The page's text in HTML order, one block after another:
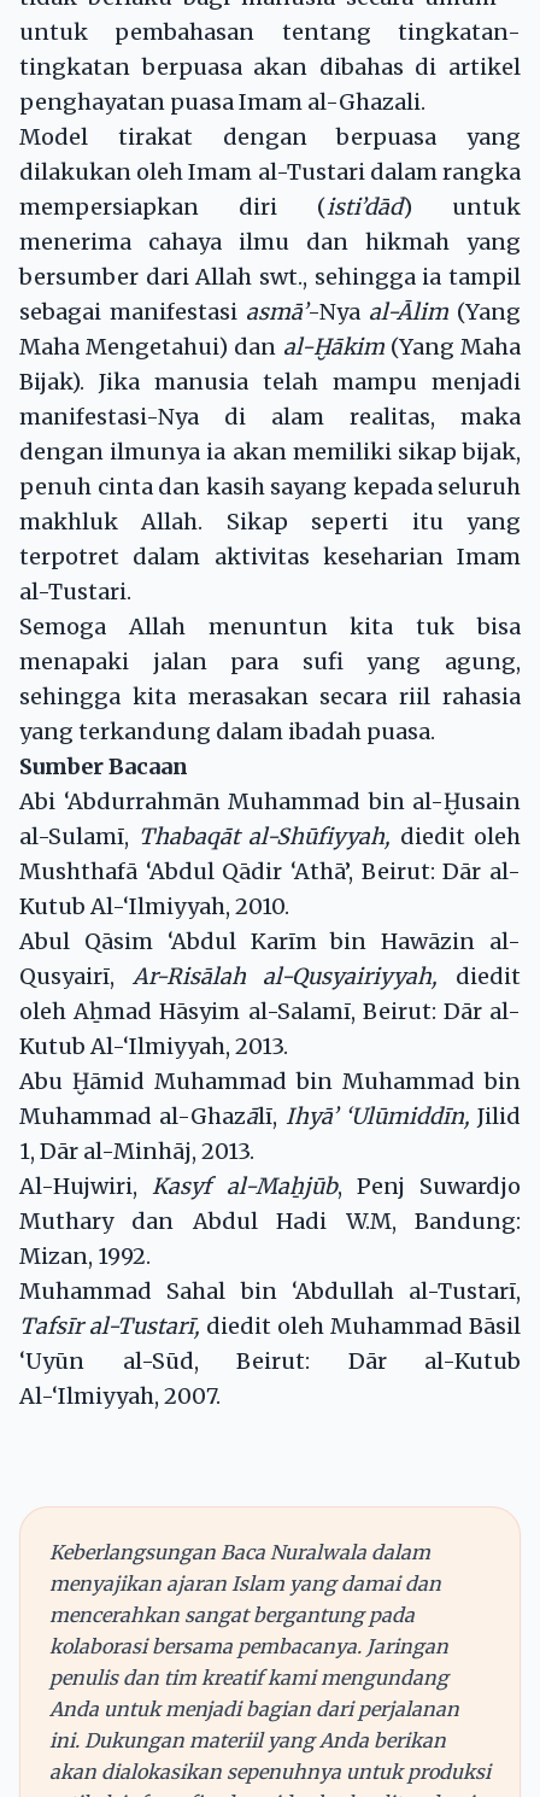
untuk pembahasan tentang tingkatan-
tingkatan berpuasa akan dibahas di artikel
penghayatan puasa Imam al-Ghazali.
Model tirakat dengan berpuasa yang
dilakukan oleh Imam al-Tustari dalam rangka
mempersiapkan diri (isti’dād) untuk
menerima cahaya ilmu dan hikmah yang
bersumber dari Allah swt., sehingga ia tampil
sebagai manifestasi asmā’-Nya al-Ālim (Yang
Maha Mengetahui) dan al-Ḫākim(Yang Maha
Bijak). Jika manusia telah mampu menjadi
manifestasi-Nya di alam realitas, maka
dengan ilmunya ia akan memiliki sikap bijak,
penuh cinta dan kasih sayang kepada seluruh
makhluk Allah. Sikap seperti itu yang
terpotret dalam aktivitas keseharian Imam
al-Tustari.
Semoga Allah menuntun kita tuk bisa
menapaki jalan para sufi yang agung,
sehingga kita merasakan secara riil rahasia
yang terkandung dalam ibadah puasa.
Sumber Bacaan
Abi ‘Abdurrahmān Muhammad bin al-Ḫusain
al-Sulamī, Thabaqāt al-Shūfiyyah, diedit oleh
Mushthafā ‘Abdul Qādir ‘Athā’, Beirut: Dār al-
Kutub Al-‘Ilmiyyah, 2010.
Abul Qāsim ‘Abdul Karīm bin Hawāzin al-
Qusyairī, Ar-Risālah al-Qusyairiyyah, diedit
oleh Aẖmad Hāsyim al-Salamī, Beirut: Dār al-
Kutub Al-‘Ilmiyyah, 2013.
Abu Ḫāmid Muhammad bin Muhammad bin
Muhammad al-Ghazālī, Ihyā’ ‘Ulūmiddīn, Jilid
1, Dār al-Minhāj, 2013.
Al-Hujwiri,Kasyf al-Maẖjūb, Penj Suwardjo
Muthary dan Abdul Hadi W.M, Bandung:
Mizan, 1992.
Muhammad Sahal bin ‘Abdullah al-Tustarī,
Tafsīr al-Tustarī, diedit oleh Muhammad Bāsil
‘Uyūn al-Sūd, Beirut: Dār al-Kutub
Al-‘Ilmiyyah, 2007.
Keberlangsungan Baca Nuralwala dalam
menyajikan ajaran Islam yang damai dan
mencerahkan sangat bergantung pada
kolaborasi bersama pembacanya. Jaringan
penulis dan tim kreatif kami mengundang
Anda untuk menjadi bagian dari perjalanan
ini. Dukungan materiil yang Anda berikan
akan dialokasikan sepenuhnya untuk produksi